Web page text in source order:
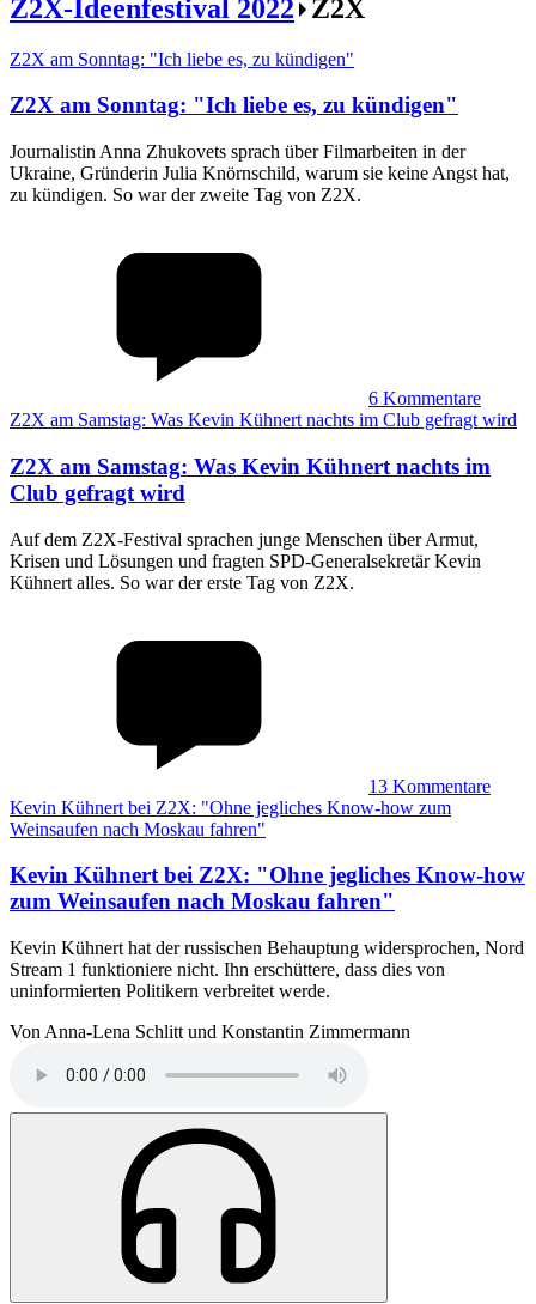
Z2X-Ideenfestival 2022 Z2X
Z2X am Sonntag: "Ich liebe es, zu kündigen"
Z2X am Sonntag: "Ich liebe es, zu kündigen"
Journalistin Anna Zhukovets sprach über Filmarbeiten in der
Ukraine, Gründerin Julia Knörnschild, warum sie keine Angst hat,
zu kündigen. So war der zweite Tag von Z2X.
6 Kommentare
Z2X am Samstag: Was Kevin Kühnert nachts im Club gefragt wird
Z2X am Samstag: Was Kevin Kühnert nachts im
Club gefragt wird
Auf dem Z2X-Festival sprachen junge Menschen über Armut,
Krisen und Lösungen und fragten SPD-Generalsekretär Kevin
Kühnert alles. So war der erste Tag von Z2X.
13 Kommentare
Kevin Kühnert bei Z2X: "Ohne jegliches Know-how zum
Weinsaufen nach Moskau fahren"
Kevin Kühnert bei Z2X: "Ohne jegliches Know-how
zum Weinsaufen nach Moskau fahren"
Kevin Kühnert hat der russischen Behauptung widersprochen, Nord
Stream 1 funktioniere nicht. Ihn erschüttere, dass dies von
uninformierten Politikern verbreitet werde.
Von Anna-Lena Schlitt und Konstantin Zimmermann